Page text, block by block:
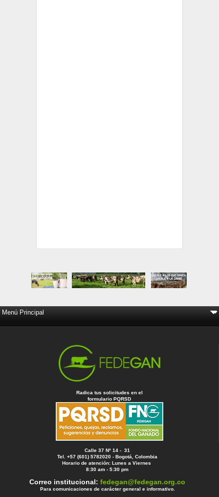
Radica tus solicitudes en el
formulario PQRSD
Calle 37 Nº 14 - 31
Tel. +57 (601) 5782020 - Bogotá, Colombia
Horario de atención: Lunes a Viernes
8:30 am - 5:30 pm
Correo institucional:fedegan@fedegan.org.co
Para comunicaciones de carácter general e informativo.